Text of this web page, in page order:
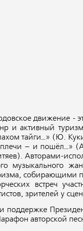
движение -
и активный
тайги…» (Ю.
– и пошёл…»
Авторами-
музыкального
собирающими
встреч
зрителей у
поддержке
авторской